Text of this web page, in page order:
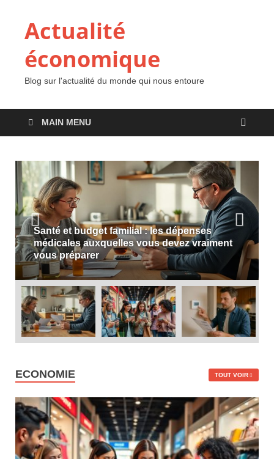
Actualité
économique
Blog sur l'actualité du monde qui nous entoure
MAIN MENU
Santé et budget familial : les dépenses
médicales auxquelles vous devez vraiment
vous préparer
ECONOMIE TOUT VOIR